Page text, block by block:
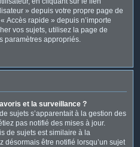
» depuis votre propre page de
Accès rapide » depuis n’importe
vos sujets, utilisez la page de
paramètres appropriés.
et la surveillance ?
sujets s’apparentait à la gestion des
pas notifié des mises à jour.
de sujets est similaire à la
désormais être notifié lorsqu’un sujet